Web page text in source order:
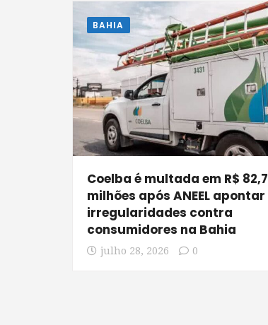
BAHIA
Coelba é multada em R$ 82,7
milhões após ANEEL apontar
irregularidades contra
consumidores na Bahia
julho 28, 2026 0